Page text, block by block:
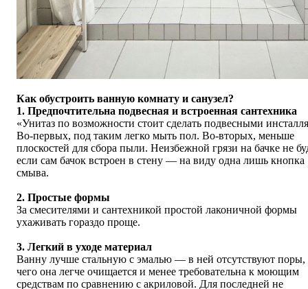
Как обустроить ванную комнату и санузел?
1. Предпочтительна подвесная и встроенная сантехника
«Унитаз по возможности стоит сделать подвесными
Во-первых, под таким легко мыть пол. Во-вторых, меньше
плоскостей для сбора пыли. Неизбежной грязи на бачке не
если сам бачок встроен в стену — на виду одна лишь кнопка
смыва.
2. Простые формы
За смесителями и сантехникой простой лаконичной формы
ухаживать гораздо проще.
3. Легкий в уходе материал
Ванну лучше стальную с эмалью — в ней отсутствуют поры,
чего она легче очищается и менее требовательна к моющим
средствам по сравнению с акриловой. Для последней не